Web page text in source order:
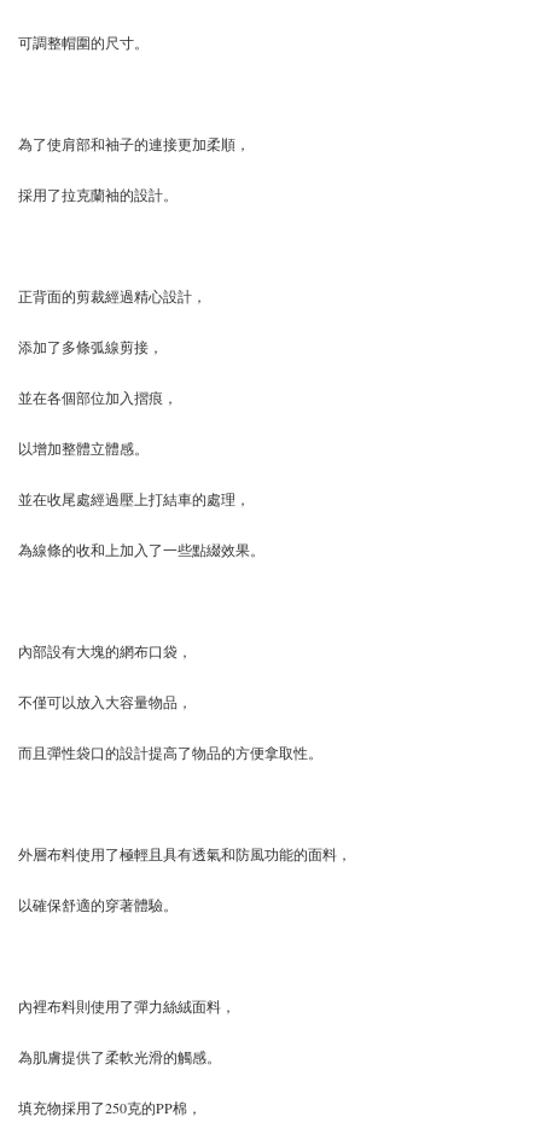
可調整帽圍的尺寸。
為了使肩部和袖子的連接更加柔順，
採用了拉克蘭袖的設計。
正背面的剪裁經過精心設計，
添加了多條弧線剪接，
並在各個部位加入摺痕，
以增加整體立體感。
並在收尾處經過壓上打結車的處理，
為線條的收和上加入了一些點綴效果。
內部設有大塊的網布口袋，
不僅可以放入大容量物品，
而且彈性袋口的設計提高了物品的方便拿取性。
外層布料使用了極輕且具有透氣和防風功能的面料，
以確保舒適的穿著體驗。
內裡布料則使用了彈力絲絨面料，
為肌膚提供了柔軟光滑的觸感。
填充物採用了250克的PP棉，